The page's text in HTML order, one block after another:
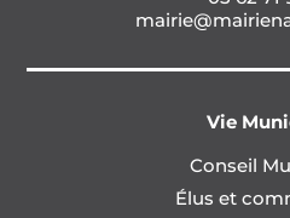
Vie
Conseil
Élus et